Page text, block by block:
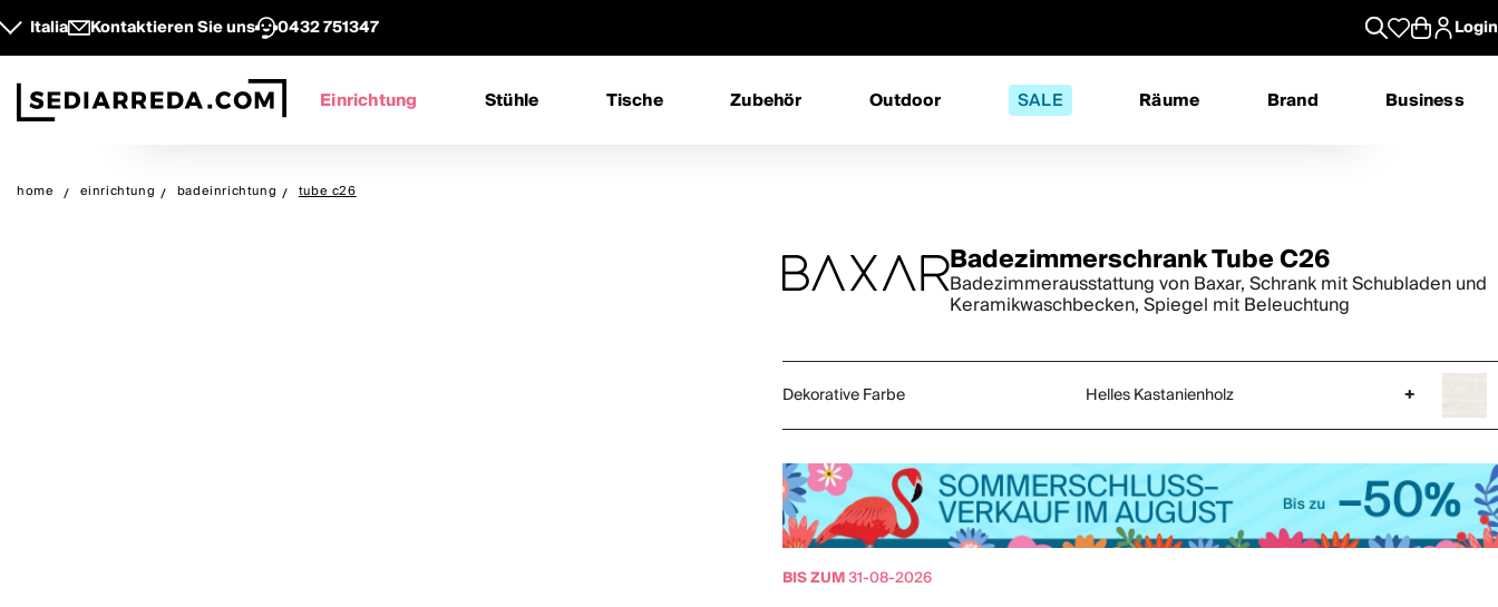
Italia Kontaktieren Sie uns 0432 751347 Login
Einrichtung Stühle Tische Zubehör Outdoor SALE Räume Brand Business
home einrichtung badeinrichtung tube c26
Badezimmerschrank Tube C26
Badezimmerausstattung von Baxar, Schrank mit Schubladen und
Keramikwaschbecken, Spiegel mit Beleuchtung
Dekorative Farbe Helles Kastanienholz +
BIS ZUM31-08-2026